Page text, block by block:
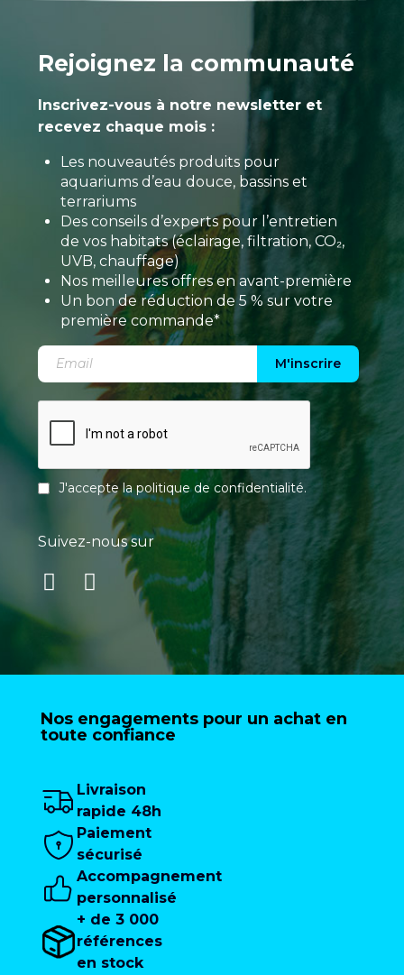
Rejoignez la communauté
Inscrivez-vous à notre newsletter et
recevez chaque mois :
Les nouveautés produits pour
aquariums d’eau douce, bassins et
terrariums
Des conseils d’experts pour l’entretien
de vos habitats (éclairage, filtration, CO₂,
UVB, chauffage)
Nos meilleures offres en avant-première
Un bon de réduction de 5 % sur votre
première commande*
M'inscrire
J'accepte lapolitique de confidentialité.
Suivez-nous sur
Nos engagements pour un achat en
toute confiance
Livraison
rapide 48h
Paiement
sécurisé
Accompagnement
personnalisé
+ de 3 000
références
en stock